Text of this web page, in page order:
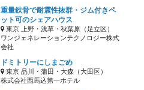
重量鉄骨で耐震性抜群・ジム付きペ
ット可のシェアハウス
東京 上野・浅草・秋葉原（足立区）
ワンジェネレーションテクノロジー株式
会社
ドミトリーにしまごめ
東京 品川・蒲田・大森（大田区）
株式会社西馬込第一ホテル